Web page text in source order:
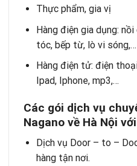
Thực phẩm, gia vị
Hàng điện gia dụng:
tóc, bếp từ, lò vi sóng,…
Hàng điện tử: điện
Ipad, Iphone, mp3,…
Các gói dịch vụ
Nagano về Hà Nội
Dịch vụ Door – to –
hàng tận nơi.